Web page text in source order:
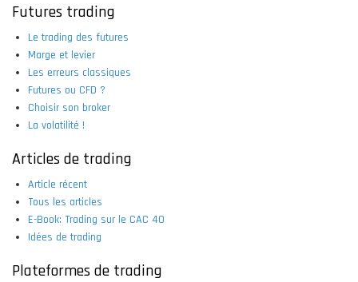
Futures trading
Le trading des futures
Marge et levier
Les erreurs classiques
Futures ou CFD ?
Choisir son broker
La volatilité !
Articles de trading
Article récent
Tous les articles
E-Book: Trading sur le CAC 40
Idées de trading
Plateformes de trading